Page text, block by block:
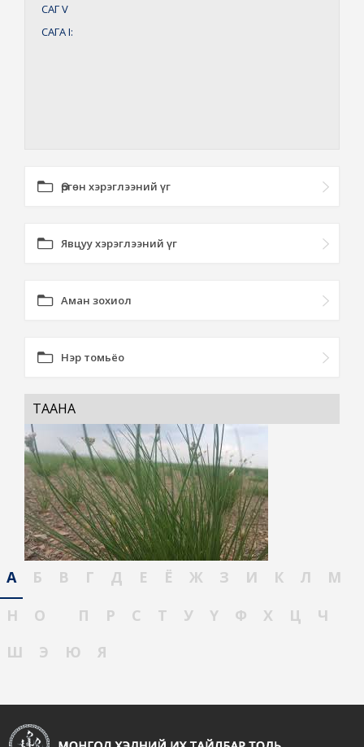
САГV
САГАI:
Өргөн хэрэглээний үг
Явцуу хэрэглээний үг
Аман зохиол
Нэр томьёо
ТААНА
А Б В Г Д Е Ё Ж З И К Л
М
Н
О П Р С Т У Ү Ф Х Ц
Ч
Ш
Э Ю Я